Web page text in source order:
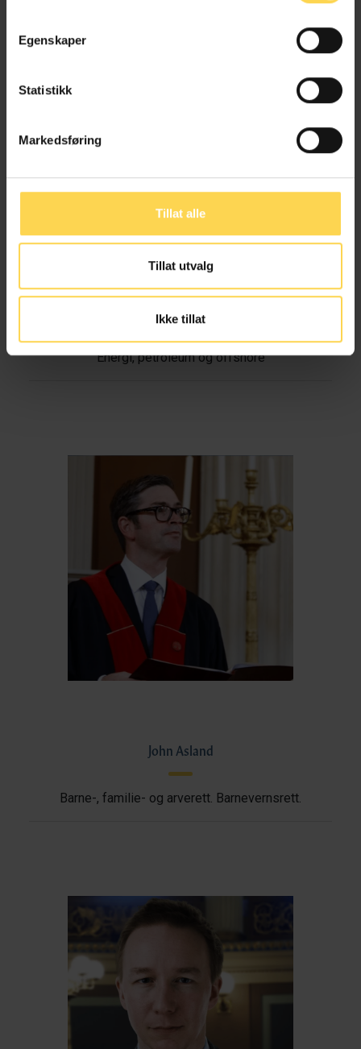
Egenskaper
Statistikk
Markedsføring
Tillat alle
Tillat utvalg
Ikke tillat
Energi, petroleum og offshore
John Asland
Barne-, familie- og arverett. Barnevernsrett.